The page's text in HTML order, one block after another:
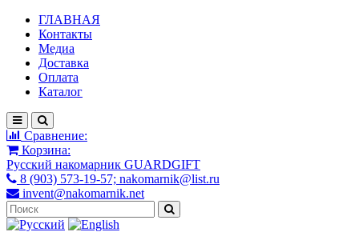
ГЛАВНАЯ
Контакты
Медиа
Доставка
Оплата
Каталог
Сравнение:
Корзина:
Русский накомарник GUARDGIFT
8 (903) 573-19-57; nakomarnik@list.ru
invent@nakomarnik.net